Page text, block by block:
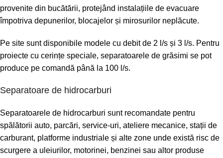
provenite din bucătării, protejând instalațiile de evacuare
împotriva depunerilor, blocajelor și mirosurilor neplăcute.
Pe site sunt disponibile modele cu debit de 2 l/s și 3 l/s. Pentru
proiecte cu cerințe speciale, separatoarele de grăsimi se pot
produce pe comandă până la 100 l/s.
Separatoare de hidrocarburi
Separatoarele de hidrocarburi sunt recomandate pentru
spălătorii auto, parcări, service-uri, ateliere mecanice, stații de
carburant, platforme industriale și alte zone unde există risc de
scurgere a uleiurilor, motorinei, benzinei sau altor produse